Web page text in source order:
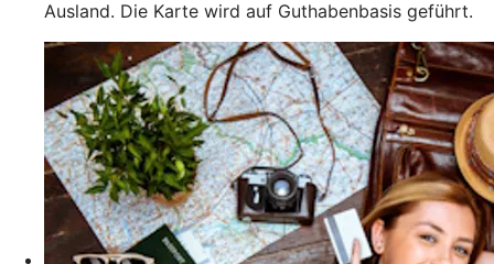
Ausland. Die Karte wird auf Guthabenbasis geführt.